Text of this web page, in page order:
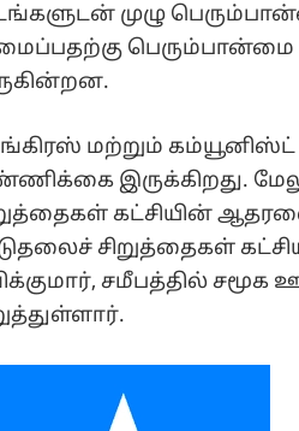
முழு
பெரும்பான்மை
மற்றும்
இருக்கிறது.
கட்சியின்
சிறுத்தைகள்
சமீபத்தில்